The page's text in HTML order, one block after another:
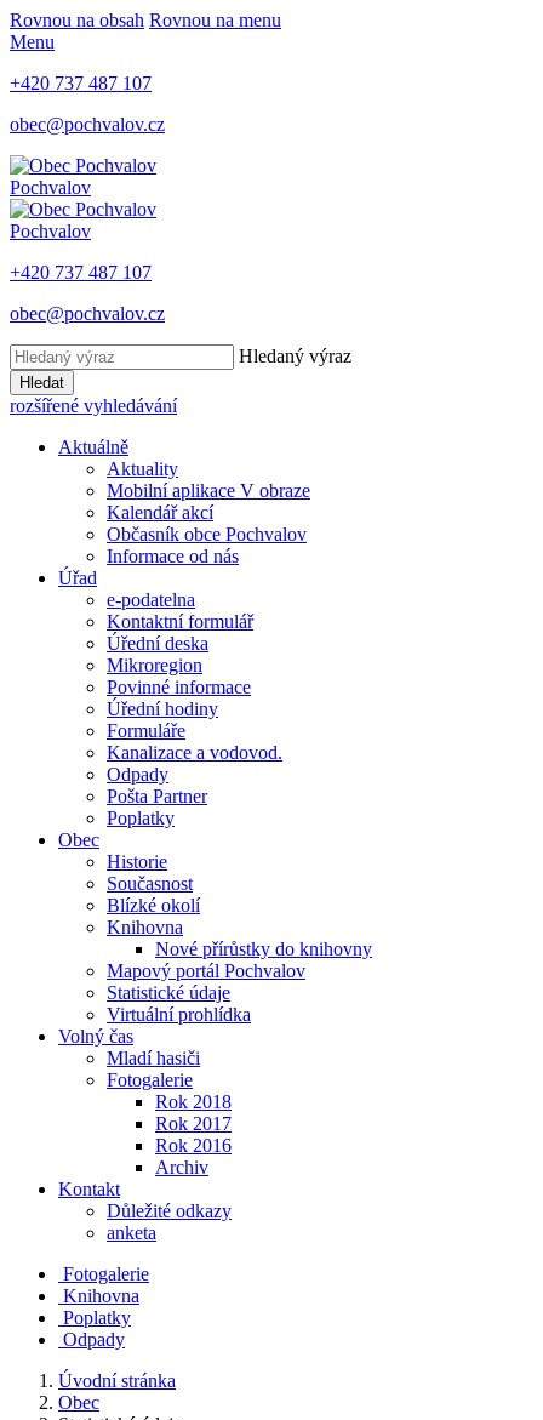
Rovnou na obsah Rovnou na menu
Menu
+420 737 487 107
obec@pochvalov.cz
Pochvalov
Pochvalov
+420 737 487 107
obec@pochvalov.cz
Hledaný výraz
Hledat
rozšířené vyhledávání
Aktuálně
Aktuality
Mobilní aplikace V obraze
Kalendář akcí
Občasník obce Pochvalov
Informace od nás
Úřad
e-podatelna
Kontaktní formulář
Úřední deska
Mikroregion
Povinné informace
Úřední hodiny
Formuláře
Kanalizace a vodovod.
Odpady
Pošta Partner
Poplatky
Obec
Historie
Současnost
Blízké okolí
Knihovna
Nové přírůstky do knihovny
Mapový portál Pochvalov
Statistické údaje
Virtuální prohlídka
Volný čas
Mladí hasiči
Fotogalerie
Rok 2018
Rok 2017
Rok 2016
Archiv
Kontakt
Důležité odkazy
anketa
Fotogalerie
Knihovna
Poplatky
Odpady
Úvodní stránka
Obec